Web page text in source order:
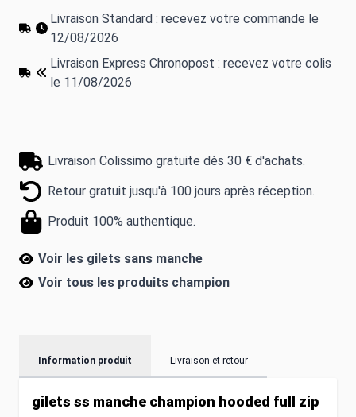
Livraison Standard : recevez votre commande le
12/08/2026
Livraison Express Chronopost : recevez votre colis
le 11/08/2026
Livraison Colissimo gratuite dès 30 € d'achats.
Retour gratuit jusqu'à 100 jours après réception.
Produit 100% authentique.
Voir les gilets sans manche
Voir tous les produits champion
Information produit Livraison et retour
gilets ss manche champion hooded full zip